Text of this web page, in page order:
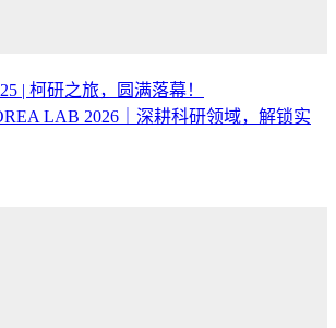
| 柯研之旅，圆满落幕！
LAB 2026｜深耕科研领域，解锁实